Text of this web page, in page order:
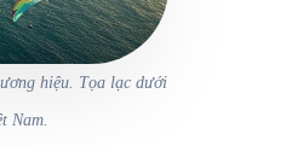
hiệu. Tọa lạc dưới
Nam.